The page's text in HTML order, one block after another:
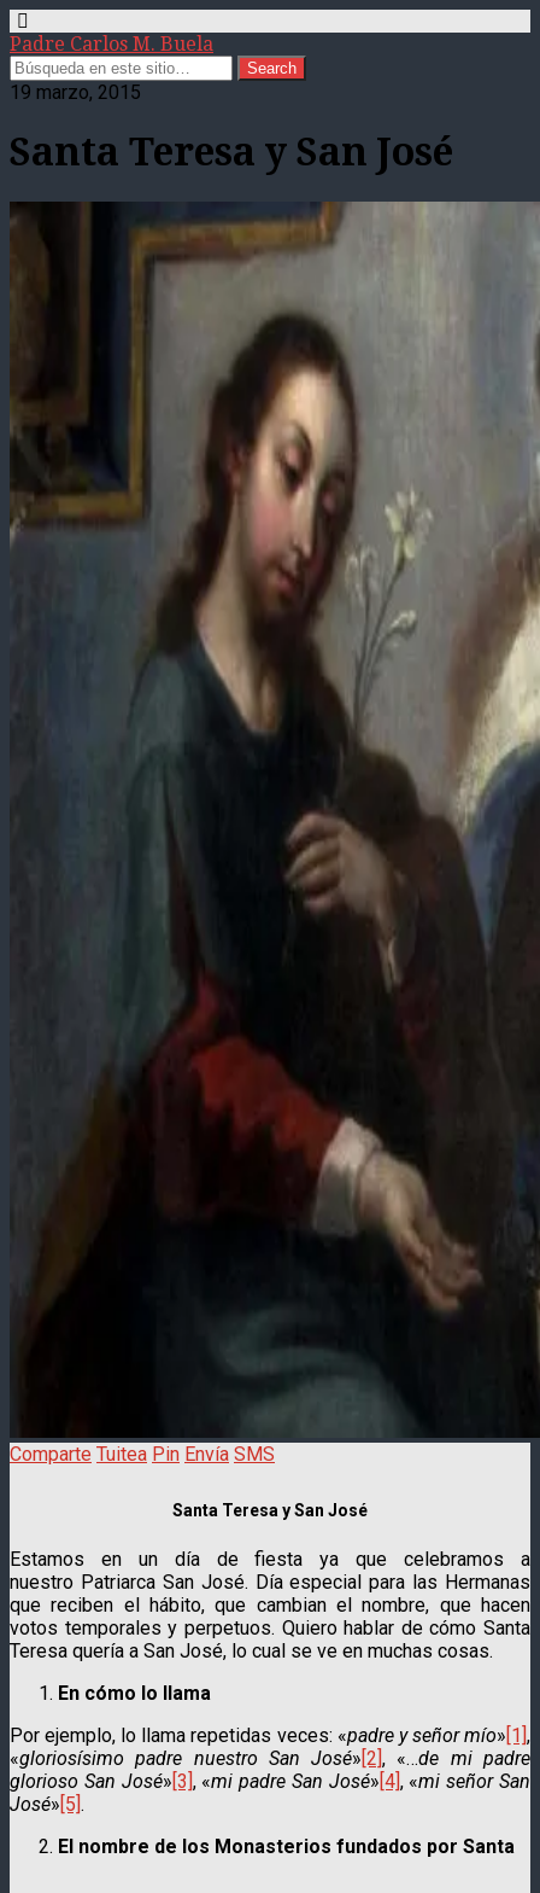
Padre Carlos M. Buela
19 marzo, 2015
Santa Teresa y San José
Comparte Tuitea Pin Envía SMS
Santa Teresa y San José
Estamos en un día de fiesta ya que celebramos a
nuestro Patriarca San José. Día especial para las Hermanas
que reciben el hábito, que cambian el nombre, que hacen
votos temporales y perpetuos. Quiero hablar de cómo Santa
Teresa quería a San José, lo cual se ve en muchas cosas.
En cómo lo llama
Por ejemplo, lo llama repetidas veces: «padre y señor mío»[1],
«gloriosísimo padre nuestro San José»[2], «…de mi padre
glorioso San José»[3], «mi padre San José»[4], «mi señor San
José»[5].
El nombre de los Monasterios fundados por Santa